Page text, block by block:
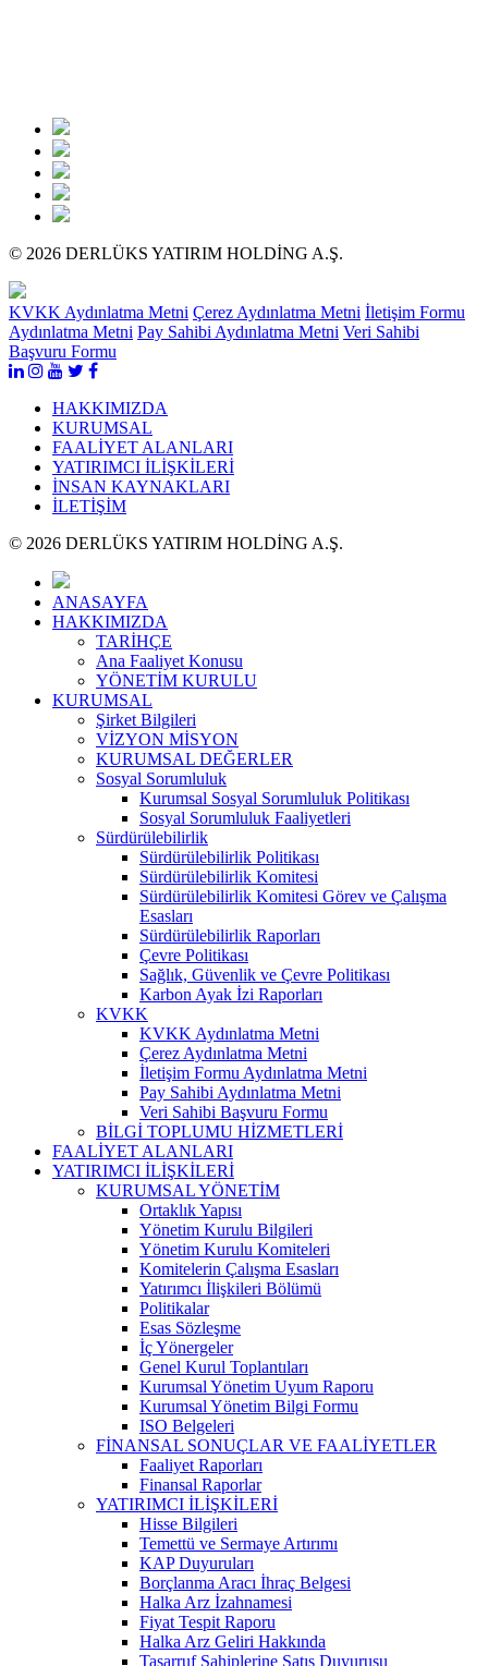
© 2026 DERLÜKS YATIRIM HOLDİNG A.Ş.
KVKK Aydınlatma Metni Çerez Aydınlatma Metni İletişim Formu
Aydınlatma Metni Pay Sahibi Aydınlatma Metni Veri Sahibi
Başvuru Formu
HAKKIMIZDA
KURUMSAL
FAALİYET ALANLARI
YATIRIMCI İLİŞKİLERİ
İNSAN KAYNAKLARI
İLETİŞİM
© 2026 DERLÜKS YATIRIM HOLDİNG A.Ş.
ANASAYFA
HAKKIMIZDA
TARİHÇE
Ana Faaliyet Konusu
YÖNETİM KURULU
KURUMSAL
Şirket Bilgileri
VİZYON MİSYON
KURUMSAL DEĞERLER
Sosyal Sorumluluk
Kurumsal Sosyal Sorumluluk Politikası
Sosyal Sorumluluk Faaliyetleri
Sürdürülebilirlik
Sürdürülebilirlik Politikası
Sürdürülebilirlik Komitesi
Sürdürülebilirlik Komitesi Görev ve Çalışma
Esasları
Sürdürülebilirlik Raporları
Çevre Politikası
Sağlık, Güvenlik ve Çevre Politikası
Karbon Ayak İzi Raporları
KVKK
KVKK Aydınlatma Metni
Çerez Aydınlatma Metni
İletişim Formu Aydınlatma Metni
Pay Sahibi Aydınlatma Metni
Veri Sahibi Başvuru Formu
BİLGİ TOPLUMU HİZMETLERİ
FAALİYET ALANLARI
YATIRIMCI İLİŞKİLERİ
KURUMSAL YÖNETİM
Ortaklık Yapısı
Yönetim Kurulu Bilgileri
Yönetim Kurulu Komiteleri
Komitelerin Çalışma Esasları
Yatırımcı İlişkileri Bölümü
Politikalar
Esas Sözleşme
İç Yönergeler
Genel Kurul Toplantıları
Kurumsal Yönetim Uyum Raporu
Kurumsal Yönetim Bilgi Formu
ISO Belgeleri
FİNANSAL SONUÇLAR VE FAALİYETLER
Faaliyet Raporları
Finansal Raporlar
YATIRIMCI İLİŞKİLERİ
Hisse Bilgileri
Temettü ve Sermaye Artırımı
KAP Duyuruları
Borçlanma Aracı İhraç Belgesi
Halka Arz İzahnamesi
Fiyat Tespit Raporu
Halka Arz Geliri Hakkında
Tasarruf Sahiplerine Satış Duyurusu